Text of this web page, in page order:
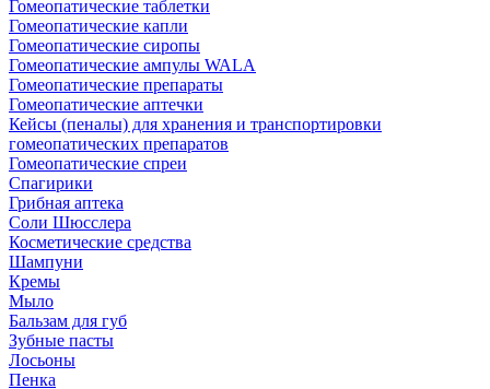
Гомеопатические таблетки
Гомеопатические капли
Гомеопатические сиропы
Гомеопатические ампулы WALA
Гомеопатические препараты
Гомеопатические аптечки
Кейсы (пеналы) для хранения и транспортировки
гомеопатических препаратов
Гомеопатические спреи
Спагирики
Грибная аптека
Соли Шюсслера
Косметические средства
Шампуни
Кремы
Мыло
Бальзам для губ
Зубные пасты
Лосьоны
Пенка